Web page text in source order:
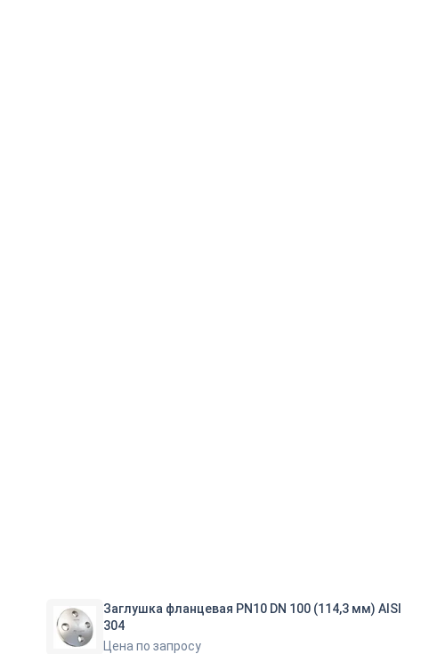
Заглушка фланцевая PN10 DN 100 (114,3 мм) AISI
304
Цена по запросу